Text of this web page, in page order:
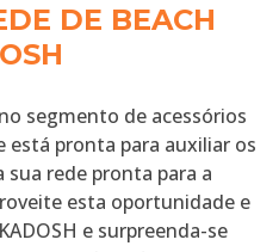
DE BEACH
segmento de acessórios
está pronta para auxiliar os
rede pronta para a
esta oportunidade e
e surpreenda-se